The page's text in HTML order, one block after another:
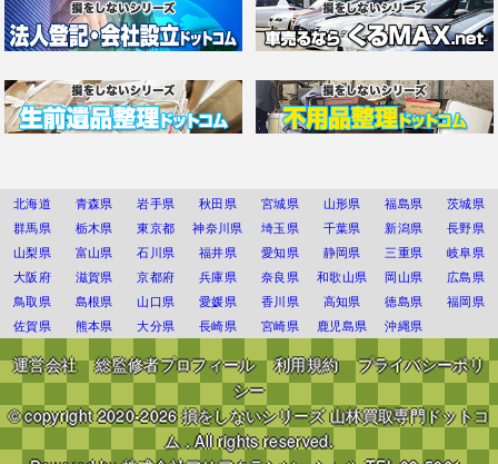
北海道 青森県 岩手県 秋田県 宮城県 山形県 福島県
茨城県
群馬県
栃木県 東京都 神奈川県 埼玉県 千葉県 新潟県
長野県
山梨県
富山県 石川県 福井県 愛知県 静岡県 三重県
岐阜県
大阪府
滋賀県 京都府 兵庫県 奈良県 和歌山県 岡山県
広島県
鳥取県
島根県 山口県 愛媛県 香川県 高知県 徳島県
福岡県
佐賀県
熊本県 大分県 長崎県 宮崎県 鹿児島県 沖縄県
運営会社 総監修者プロフィール 利用規約
プライバシーポリ
シー
© copyright 2020-2026損をしないシリーズ 山林買取専門ドットコ
ム. All rights reserved.